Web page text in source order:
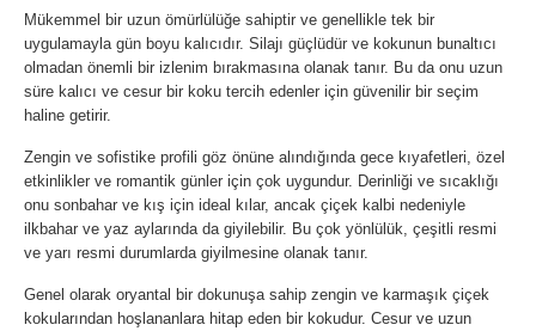
Mükemmel bir uzun ömürlülüğe sahiptir ve genellikle tek bir
uygulamayla gün boyu kalıcıdır. Silajı güçlüdür ve kokunun bunaltıcı
olmadan önemli bir izlenim bırakmasına olanak tanır. Bu da onu uzun
süre kalıcı ve cesur bir koku tercih edenler için güvenilir bir seçim
haline getirir.
Zengin ve sofistike profili göz önüne alındığında gece kıyafetleri, özel
etkinlikler ve romantik günler için çok uygundur. Derinliği ve sıcaklığı
onu sonbahar ve kış için ideal kılar, ancak çiçek kalbi nedeniyle
ilkbahar ve yaz aylarında da giyilebilir. Bu çok yönlülük, çeşitli resmi
ve yarı resmi durumlarda giyilmesine olanak tanır.
Genel olarak oryantal bir dokunuşa sahip zengin ve karmaşık çiçek
kokularından hoşlananlara hitap eden bir kokudur. Cesur ve uzun